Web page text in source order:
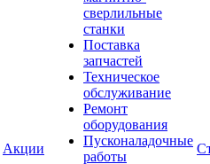
Акции
сверлильные
станки
Поставка
запчастей
Техническое
обслуживание
Ремонт
оборудования
Пусконаладочные
работы